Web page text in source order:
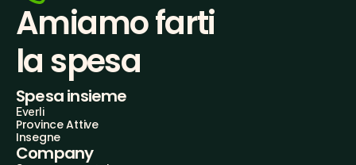
Amiamo farti
la spesa
Spesa insieme
Everli
Province Attive
Insegne
Company